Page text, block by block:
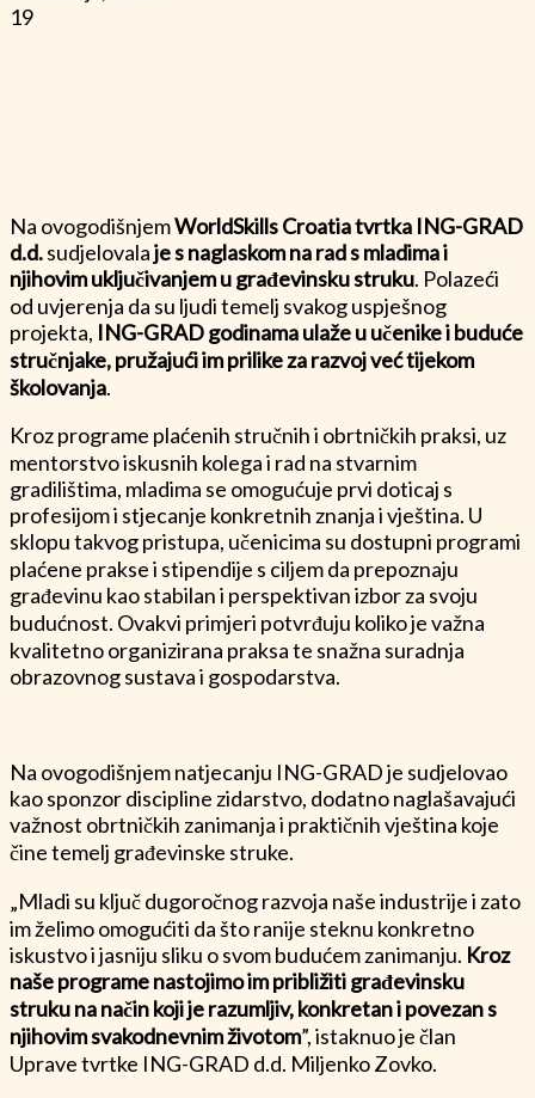
19
Na ovogodišnjemWorldSkills Croatia tvrtka ING-GRAD
d.d.sudjelovalaje s naglaskom na rad s mladima i
njihovim uključivanjem u građevinsku struku. Polazeći
od uvjerenja da su ljudi temelj svakog uspješnog
projekta, ING-GRAD godinama ulaže u učenike i buduće
stručnjake, pružajući im prilike za razvoj već tijekom
školovanja.
Kroz programe plaćenih stručnih i obrtničkih praksi, uz
mentorstvo iskusnih kolega i rad na stvarnim
gradilištima, mladima se omogućuje prvi doticaj s
profesijom i stjecanje konkretnih znanja i vještina. U
sklopu takvog pristupa, učenicima su dostupni programi
plaćene prakse i stipendije s ciljem da prepoznaju
građevinu kao stabilan i perspektivan izbor za svoju
budućnost. Ovakvi primjeri potvrđuju koliko je važna
kvalitetno organizirana praksa te snažna suradnja
obrazovnog sustava i gospodarstva.
Na ovogodišnjem natjecanju ING-GRAD je sudjelovao
kao sponzor discipline zidarstvo, dodatno naglašavajući
važnost obrtničkih zanimanja i praktičnih vještina koje
čine temelj građevinske struke.
„Mladi su ključ dugoročnog razvoja naše industrije i zato
im želimo omogućiti da što ranije steknu konkretno
iskustvo i jasniju sliku o svom budućem zanimanju. Kroz
naše programe nastojimo im približiti građevinsku
struku na način koji je razumljiv, konkretan i povezan s
njihovim svakodnevnim životom”, istaknuo je član
Uprave tvrtke ING-GRAD d.d. Miljenko Zovko.